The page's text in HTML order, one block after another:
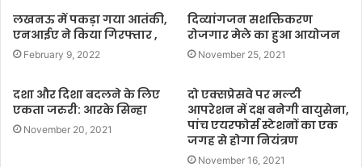
लखनऊ में पकड़ा गया आतंकी,
एनआईए ने किया गिरफ्तार ,
February 9, 2022
दिव्यांगजन सशक्तिकरण
रोजगार मेले का हुआ आयोजन
November 25, 2021
दशा और दिशा बदलने के लिए
एकता जरुरी: आरके सिन्हा
November 20, 2021
दो एक्सप्रेसवे पर मल्टी
आपरेशन में दक्ष बनेगी वायुसेना,
पांच एयरफोर्स स्टेशनों का एक
जगह से होगा नियंत्रण
November 16, 2021